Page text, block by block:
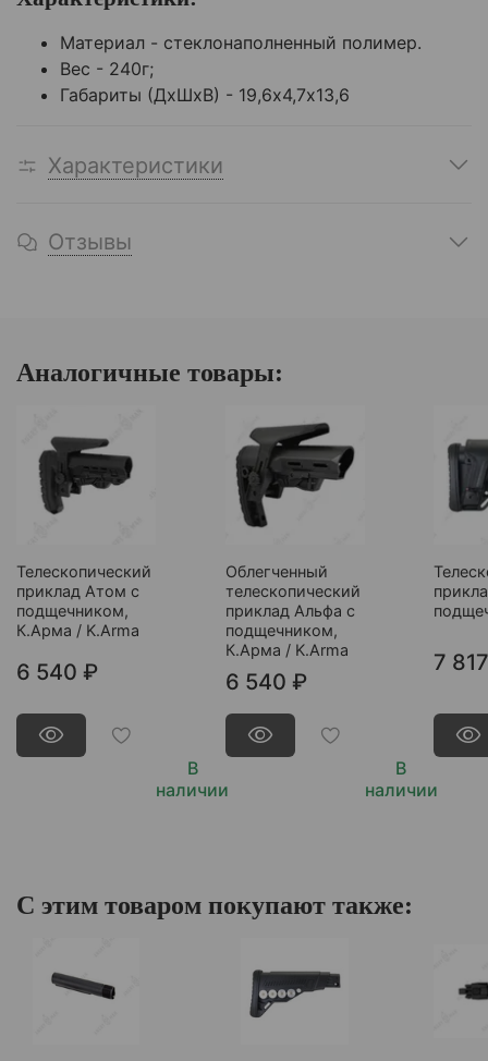
Материал - стеклонаполненный полимер.
Вес - 240г;
Габариты (ДхШхВ) - 19,6х4,7х13,6
Характеристики
Отзывы
Аналогичные товары:
Телескопический
приклад Атом с
подщечником,
К.Арма / K.Arma
В
наличии
6 540 ₽
Облегченный
телескопический
приклад Альфа с
подщечником,
К.Арма / K.Arma
В
наличии
6 540 ₽
7
С этим товаром покупают также: